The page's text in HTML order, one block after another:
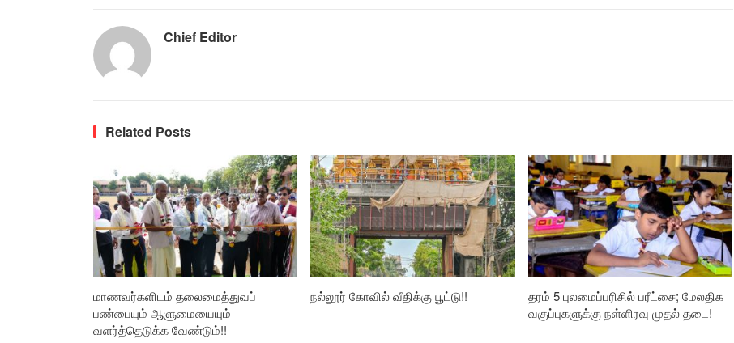
Chief Editor
Related Posts
மாணவர்களிடம் தலைமைத்துவப்
பண்பையும் ஆளுமையையும்
வளர்த்தெடுக்க வேண்டும்!!
நல்லூர் கோவில் வீதிக்கு பூட்டு!!
தரம் 5 புலமைப்பரிசில் பரீட்சை; மேலதிக
வகுப்புகளுக்கு நள்ளிரவு முதல் தடை!